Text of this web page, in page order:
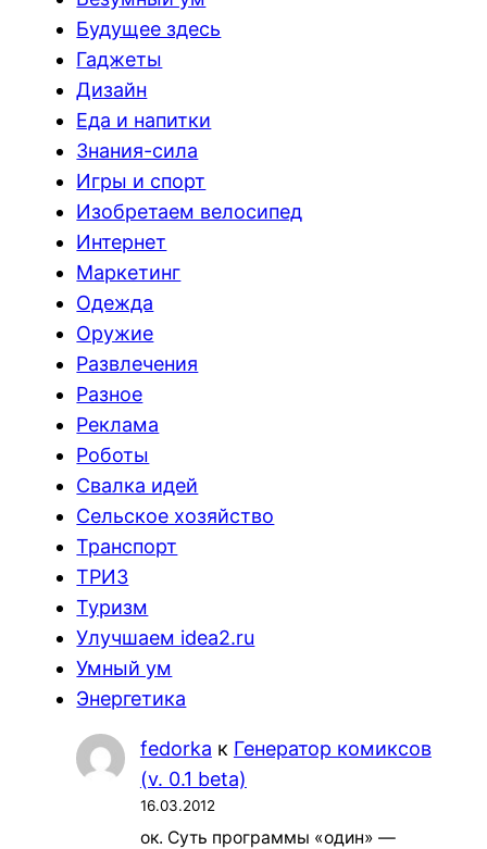
Будущее здесь
Гаджеты
Дизайн
Еда и напитки
Знания-сила
Игры и спорт
Изобретаем велосипед
Интернет
Маркетинг
Одежда
Оружие
Развлечения
Разное
Реклама
Роботы
Свалка идей
Сельское хозяйство
Транспорт
ТРИЗ
Туризм
Улучшаем idea2.ru
Умный ум
Энергетика
fedorka к Генератор комиксов
(v. 0.1 beta)
16.03.2012
ок. Суть программы «один» —